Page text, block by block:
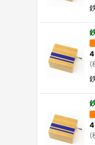
(
(